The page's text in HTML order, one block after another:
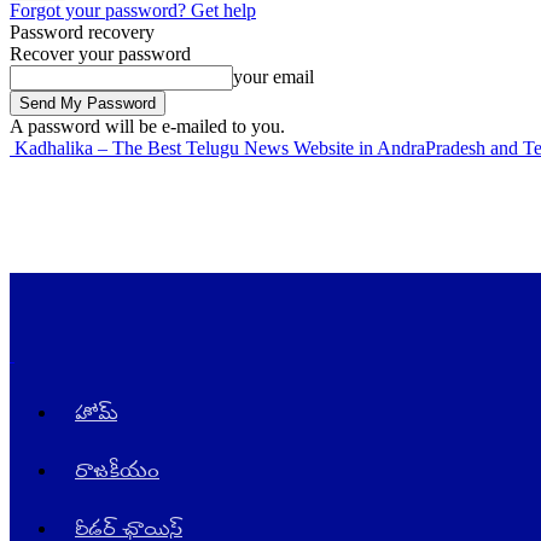
Forgot your password? Get help
Password recovery
Recover your password
your email
A password will be e-mailed to you.
Kadhalika – The Best Telugu News Website in AndraPradesh and
హోమ్
రాజ‌కీయం
రీడర్ ఛాయిస్